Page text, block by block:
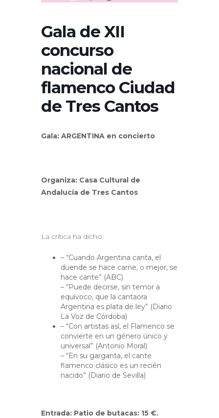
Gala de XII
concurso
nacional de
flamenco Ciudad
de Tres Cantos
Gala: ARGENTINA en concierto
Organiza: Casa Cultural de
Andalucía de Tres Cantos
La crítica ha dicho:
– “Cuando Argentina canta, el
duende se hace carne, o mejor, se
hace cante” (ABC)
– “Puede decirse, sin temor a
equívoco, que la cantaora
Argentina es plata de ley” (Diario
La Voz de Córdoba)
– “Con artistas así, el Flamenco se
convierte en un género único y
universal” (Antonio Moral)
– “En su garganta, el cante
flamenco clásico es un recién
nacido” (Diario de Sevilla)
Entrada: Patio de butacas: 15 €.